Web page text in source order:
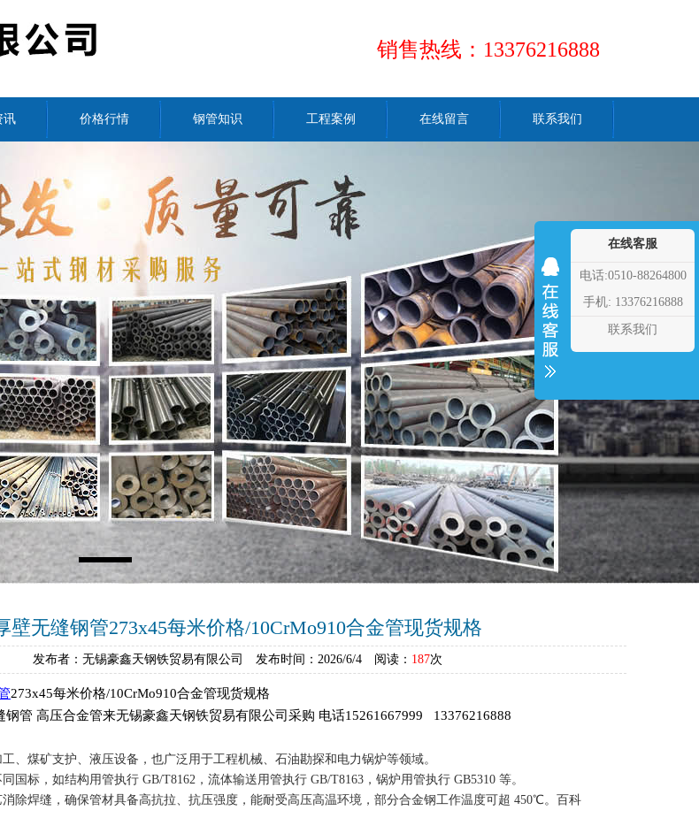
销售热线：13376216888
讯 价格行情 钢管知识 工程案例 在线留言 联系我们
壁无缝钢管273x45每米价格/10CrMo910合金管现货规格
发布者：无锡豪鑫天钢铁贸易有限公司 发布时间：2026/6/4 阅读： 187次
273x45每米价格/10CrMo910合金管现货规格
钢管 高压合金管来无锡豪鑫天钢铁贸易有限公司采购 电话15261667999 13376216888
工、煤矿支护、液压设备，也广泛用于工程机械、石油勘探和电力锅炉等领域。
同国标，如结构用管执行 GB/T8162，流体输送用管执行 GB/T8163，锅炉用管执行 GB5310 等。
消除焊缝，确保管材具备高抗拉、抗压强度，能耐受高压高温环境，部分合金钢工作温度可超 450℃。‌‌ 百科
在线客服
电话:0510-88264800
手机: 13376216888
联系我们